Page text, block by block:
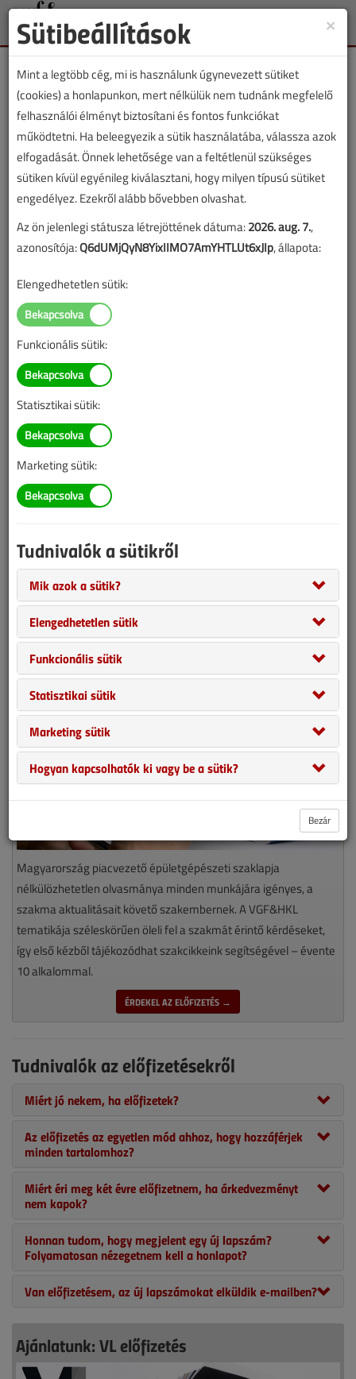
Toggle
VGF&HKL lapszámvásárlás
2021. szeptemberi lapszám vásárlása
A lapszám megvásárlásával korlátlan hozzáférést kap a
lapszámot. A sikeres online elektronikus fizetést követően
azonnal aktiválódik a hozzáférés a lapszámhoz. A
hozzáférése nem évül el.
A rendeléshez kérjük, lépjen be!
Illetve, ha még nem tette meg, kérjük, regisztráljon!
Tudnivalók az online lapszámvásárlásról
Van más mód ahhoz, hogy hozzáférjek egy lapszámhoz?
A megvásárolt lapszámot megkapom nyomtatott
formában is?
Meddig érvényes a hozzáférés a megvásárolt
lapszámhoz?
VGF&HKL előfizetés
Magyarország piacvezető épületgépészeti szaklapja
nélkülözhetetlen olvasmánya minden munkájára igényes, a
szakma aktualitásait követő szakembernek. A VGF&HKL
tematikája széleskörűen öleli fel a szakmát érintő kérdéseket,
így első kézből tájékozódhat szakcikkeink segítségével – évente
10 alkalommal.
ÉRDEKEL AZ ELŐFIZETÉS →
Tudnivalók az előfizetésekről
Miért jó nekem, ha előfizetek?
Az előfizetés az egyetlen mód ahhoz, hogy hozzáférjek
minden tartalomhoz?
Miért éri meg két évre előfizetnem, ha árkedvezményt
nem kapok?
Honnan tudom, hogy megjelent egy új lapszám?
Folyamatosan nézegetnem kell a honlapot?
Van előfizetésem, az új lapszámokat elküldik e-mailben?
Ajánlatunk: VL előfizetés
×
Sütibeállítások
Mint a legtöbb cég, mi is használunk úgynevezett sütiket
(cookies) a honlapunkon, mert nélkülük nem tudnánk megfelelő
felhasználói élményt biztosítani és fontos funkciókat
működtetni. Ha beleegyezik a sütik használatába, válassza azok
elfogadását. Önnek lehetősége van a feltétlenül szükséges
sütiken kívül egyénileg kiválasztani, hogy milyen típusú sütiket
engedélyez. Ezekről alább bővebben olvashat.
Az ön jelenlegi státusza létrejöttének dátuma:2026. aug. 7.,
azonosítója:Q6dUMjQyN8YixIIMO7AmYHTLUt6xJIp, állapota:
Elengedhetetlen sütik:
Funkcionális sütik:
Statisztikai sütik:
Marketing sütik:
Tudnivalók a sütikről
Mik azok a sütik?
Elengedhetetlen sütik
Funkcionális sütik
Statisztikai sütik
Marketing sütik
Hogyan kapcsolhatók ki vagy be a sütik?
Bezár